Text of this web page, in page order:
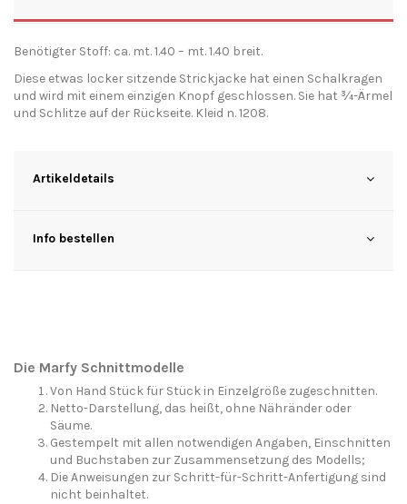
Benötigter Stoff: ca. mt. 1.40 – mt. 1.40 breit.
Diese etwas locker sitzende Strickjacke hat einen Schalkragen
und wird mit einem einzigen Knopf geschlossen. Sie hat ¾-Ärmel
und Schlitze auf der Rückseite. Kleid n. 1208.
Artikeldetails
Info bestellen
Die Marfy Schnittmodelle
Von Hand Stück für Stück in Einzelgröße zugeschnitten.
Netto-Darstellung, das heißt, ohne Nähränder oder
Säume.
Gestempelt mit allen notwendigen Angaben, Einschnitten
und Buchstaben zur Zusammensetzung des Modells;
Die Anweisungen zur Schritt-für-Schritt-Anfertigung sind
nicht beinhaltet.